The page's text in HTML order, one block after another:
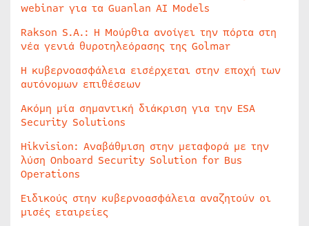
webinar για τα Guanlan AI Models
Rakson S.A.: Η Μούρθια ανοίγει την πόρτα στη
νέα γενιά θυροτηλεόρασης της Golmar
Η κυβερνοασφάλεια εισέρχεται στην εποχή των
αυτόνομων επιθέσεων
Ακόμη μία σημαντική διάκριση για την ESA
Security Solutions
Hikvision: Αναβάθμιση στην μεταφορά με την
λύση Onboard Security Solution for Bus
Operations
Ειδικούς στην κυβερνοασφάλεια αναζητούν οι
μισές εταιρείες